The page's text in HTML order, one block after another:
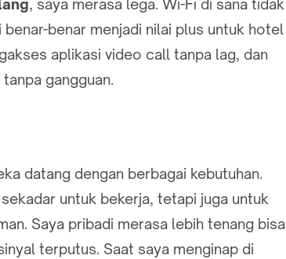
, saya merasa lega. Wi-Fi di sana tidak
benar menjadi nilai plus untuk hotel
aplikasi video call tanpa lag, dan
gangguan.
datang dengan berbagai kebutuhan.
untuk bekerja, tetapi juga untuk
Saya pribadi merasa lebih tenang bisa
terputus. Saat saya menginap di